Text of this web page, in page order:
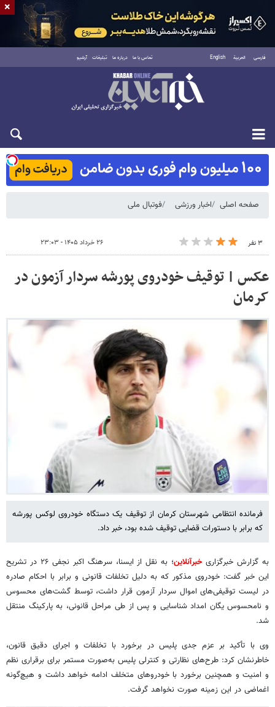
فارسی العربية English تماس با ما درباره ما تبلیغات آرشیو
شنبه ۱۷ مرداد ۱۴۰۵
صفحه اصلی اخبار ورزشی فوتبال ملی
۳ نفر ۲۶ خرداد ۱۴۰۵ - ۲۳:۰۳
عکس | توقیف خودروی پورشه سردار آزمون در
کرمان
فرمانده انتظامی شهرستان کرمان از توقیف یک دستگاه خودروی لوکس پورشه
که برابر با دستورات قضایی توقیف شده بود، خبر داد.
به گزارش خبرگزاریخبرآنلاین
؛ به نقل از ایسنا، سرهنگ اکبر نجفی ۲۶ در تشریح
این خبر گفت: خودروی مذکور که به دلیل تخلفات قانونی و برابر با احکام صادره
در لیست توقیفی‌های اموال سردار آزمون قرار داشت، توسط گشت‌های محسوس
و نامحسوس یگان امداد شناسایی و پس از طی مراحل قانونی، به پارکینگ منتقل
شد.
وی با تأکید بر عزم جدی پلیس در برخورد با تخلفات و اجرای دقیق قانون،
خاطرنشان کرد: طرح‌های نظارتی و کنترلی پلیس به‌صورت مستمر برای برقراری نظم
و امنیت و همچنین برخورد با خودروهای متخلف ادامه خواهد داشت و هیچ‌گونه
اغماضی در این زمینه صورت نخواهد گرفت.
×